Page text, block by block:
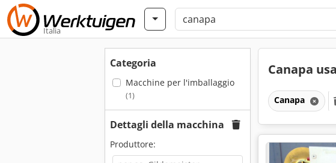
Italia
Categoria
Macchine per l'imballaggio
(1)
Dettagli della macchina
Produttore:
Canapa
Canapa